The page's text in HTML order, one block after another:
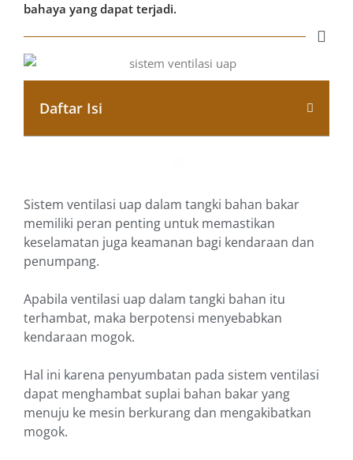
bahaya yang dapat terjadi.
Daftar Isi
Sistem ventilasi uap dalam tangki bahan bakar
memiliki peran penting untuk memastikan
keselamatan juga keamanan bagi kendaraan dan
penumpang.
Apabila ventilasi uap dalam tangki bahan itu
terhambat, maka berpotensi menyebabkan
kendaraan mogok.
Hal ini karena penyumbatan pada sistem ventilasi
dapat menghambat suplai bahan bakar yang
menuju ke mesin berkurang dan mengakibatkan
mogok.